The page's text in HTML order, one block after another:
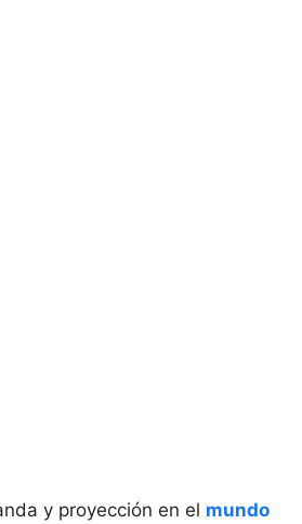
y proyección en el mundo